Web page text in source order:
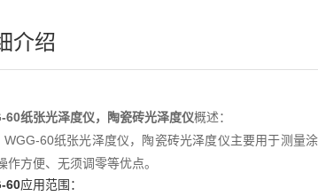
介绍
60纸张光泽度仪，陶瓷砖光泽度仪概述：
60纸张光泽度仪，陶瓷砖光泽度仪主要用于测量涂
作方便、无须调零等优点。
60应用范围：